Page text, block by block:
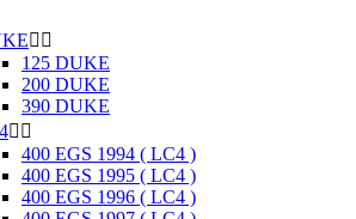
 
125 DUKE
200 DUKE
390 DUKE
 
400 EGS 1994 ( LC4 )
400 EGS 1995 ( LC4 )
400 EGS 1996 ( LC4 )